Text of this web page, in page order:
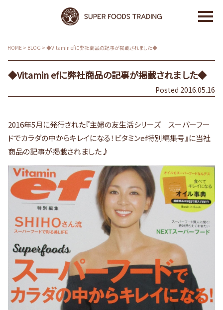
HOME > BLOG > ◆Vitamin efに弊社商品の記事が掲載されました◆
◆Vitamin efに弊社商品の記事が掲載されました◆
Posted 2016.05.16
2016年5月に発行された『主婦の友生活シリーズ スーパーフー
ドでカラダの中からキレイになる！ビタミンef特別編集号』に当社
商品の記事が掲載されました♪